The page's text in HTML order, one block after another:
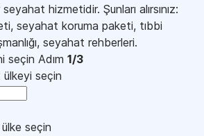
hizmetidir. Şunları alırsınız:
seyahat koruma paketi, tıbbi
seyahat rehberleri.
seçin Adım 1/3
seçin
seçin